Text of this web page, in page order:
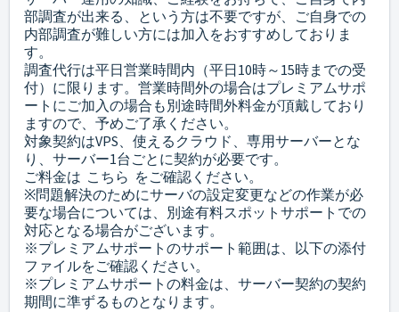
部調査が出来る、という方は不要ですが、ご自身での
内部調査が難しい方には加入をおすすめしておりま
す。
調査代行は平日営業時間内（平日10時～15時までの受
付）に限ります。営業時間外の場合はプレミアムサポ
ートにご加入の場合も別途時間外料金が頂戴しており
ますので、予めご了承ください。
対象契約はVPS、使えるクラウド、専用サーバーとな
り、サーバー1台ごとに契約が必要です。
ご料金は こちら をご確認ください。
※問題解決のためにサーバの設定変更などの作業が必
要な場合については、別途有料スポットサポートでの
対応となる場合がございます。
※プレミアムサポートのサポート範囲は、以下の添付
ファイルをご確認ください。
※プレミアムサポートの料金は、サーバー契約の契約
期間に準ずるものとなります。